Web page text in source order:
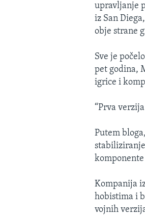
upravljanje
iz San
obje strane
Sve je
pet godina,
igrice i
“Prva
Putem
komponente
Kompanija
hobistima i
vojnih